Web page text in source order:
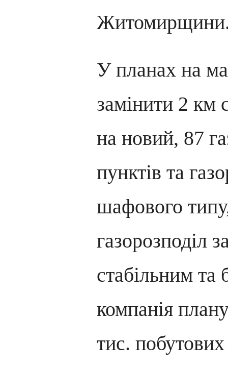
У планах на
замінити 2 км
на новий, 87
пунктів та
шафового
газорозподіл
стабільним
компанія
тис. побутових